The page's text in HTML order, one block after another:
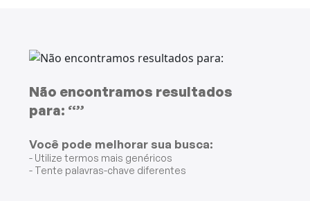
Não encontramos resultados
para: “”
Você pode melhorar sua busca:
- Utilize termos mais genéricos
- Tente palavras-chave diferentes
Chaleiras Elétricas
Cafeteiras
Pranchas